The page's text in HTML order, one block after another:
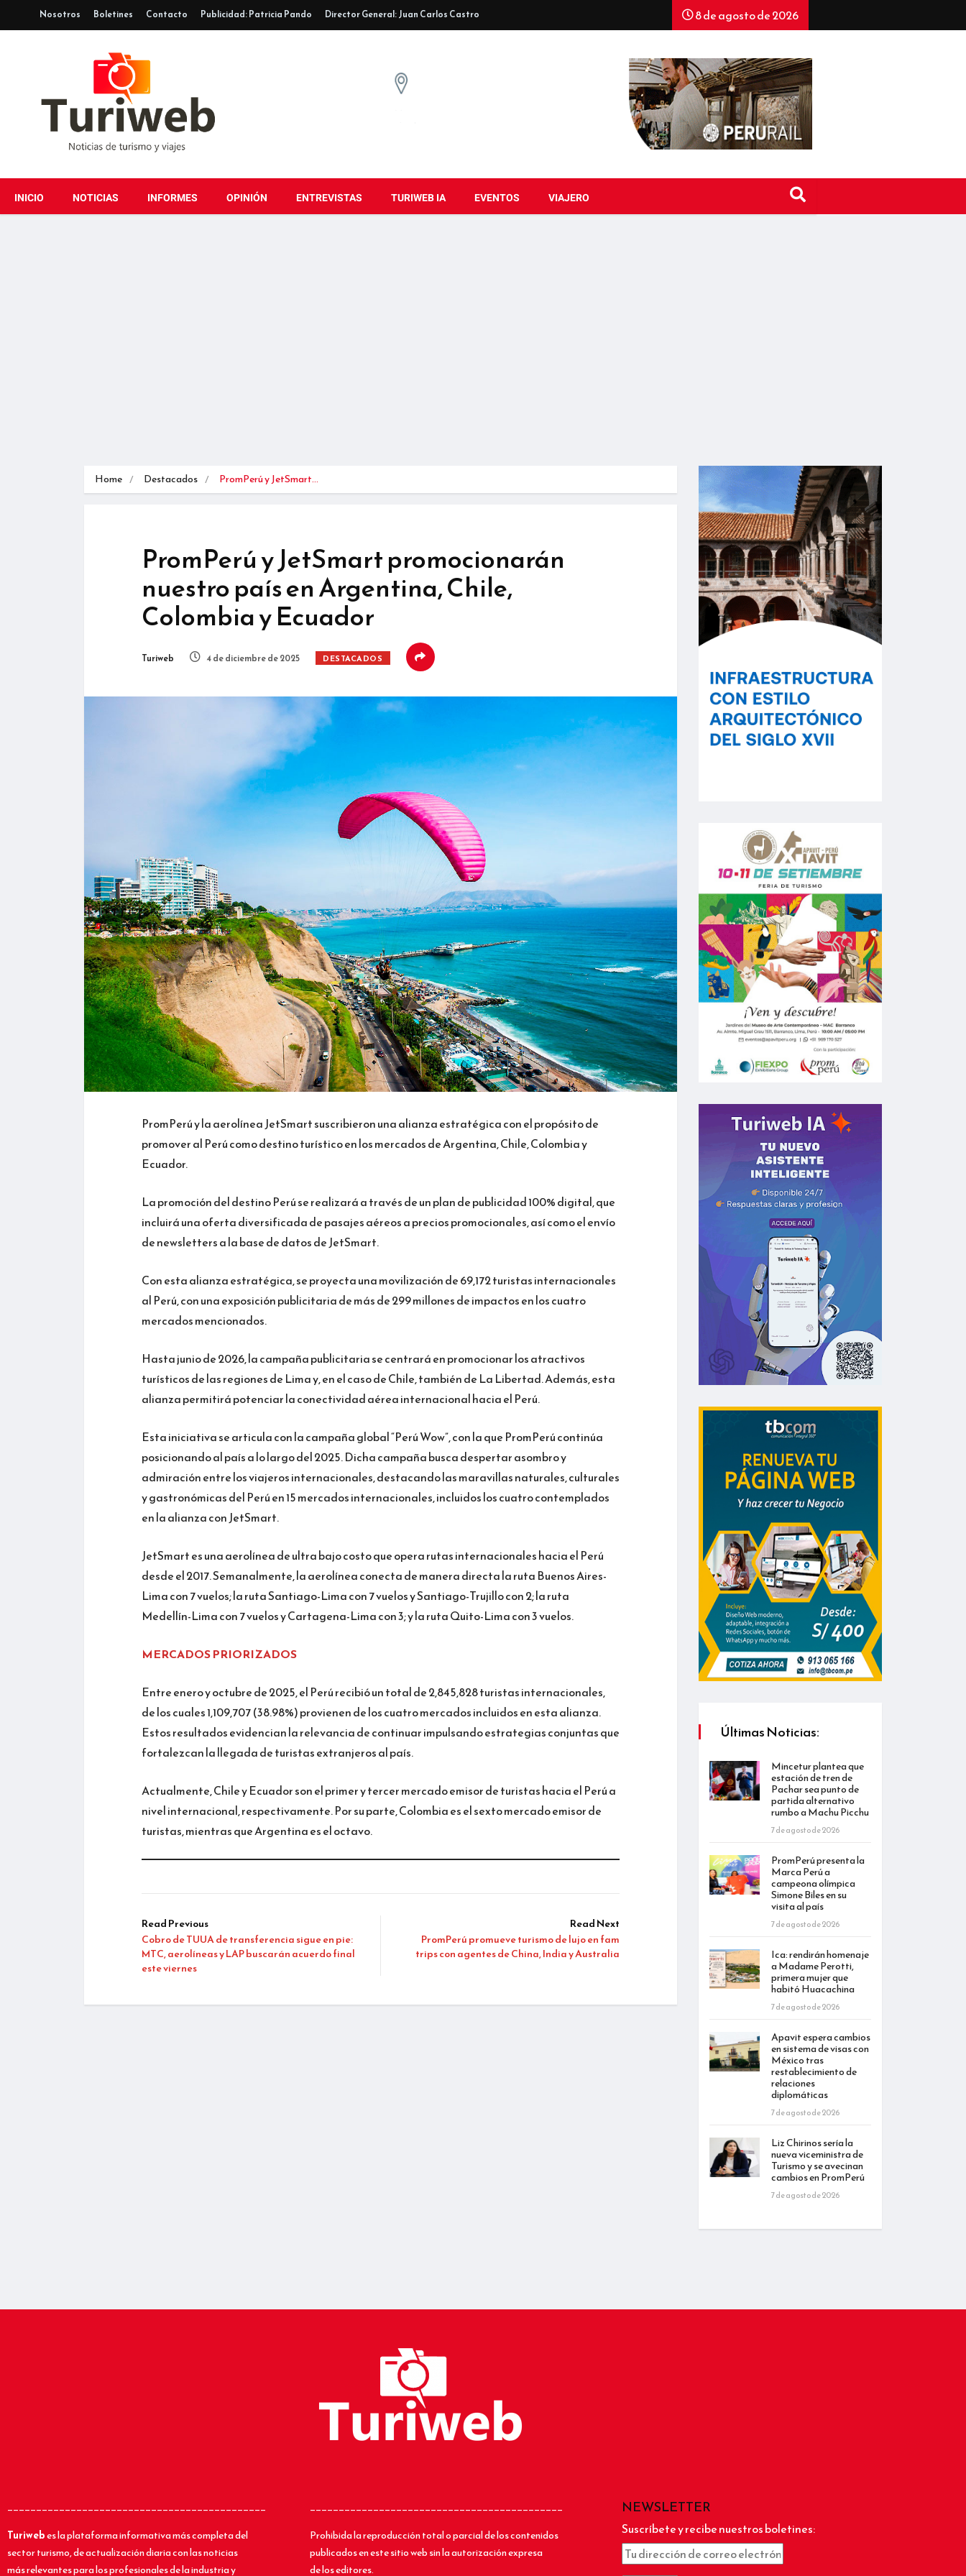
Nosotros Boletines Contacto Publicidad: Patricia Pando Director General: Juan Carlos Castro 8 de agosto de 2026
INICIO NOTICIAS INFORMES OPINIÓN ENTREVISTAS TURIWEB IA EVENTOS VIAJERO
Home Destacados PromPerú y JetSmart…
PromPerú y JetSmart promocionarán
nuestro país en Argentina, Chile,
Colombia y Ecuador
Turiweb 4 de diciembre de 2025 DESTACADOS
PromPerú y la aerolínea JetSmart suscribieron una alianza estratégica con el propósito de
promover al Perú como destino turístico en los mercados de Argentina, Chile, Colombia y
Ecuador.
La promoción del destino Perú se realizará a través de un plan de publicidad 100% digital, que
incluirá una oferta diversificada de pasajes aéreos a precios promocionales, así como el envío
de newsletters a la base de datos de JetSmart.
Con esta alianza estratégica, se proyecta una movilización de 69,172 turistas internacionales
al Perú, con una exposición publicitaria de más de 299 millones de impactos en los cuatro
mercados mencionados.
Hasta junio de 2026, la campaña publicitaria se centrará en promocionar los atractivos
turísticos de las regiones de Lima y, en el caso de Chile, también de La Libertad. Además, esta
alianza permitirá potenciar la conectividad aérea internacional hacia el Perú.
Esta iniciativa se articula con la campaña global “Perú Wow”, con la que PromPerú continúa
posicionando al país a lo largo del 2025. Dicha campaña busca despertar asombro y
admiración entre los viajeros internacionales, destacando las maravillas naturales, culturales
y gastronómicas del Perú en 15 mercados internacionales, incluidos los cuatro contemplados
en la alianza con JetSmart.
JetSmart es una aerolínea de ultra bajo costo que opera rutas internacionales hacia el Perú
desde el 2017. Semanalmente, la aerolínea conecta de manera directa la ruta Buenos Aires-
Lima con 7 vuelos; la ruta Santiago-Lima con 7 vuelos y Santiago-Trujillo con 2; la ruta
Medellín-Lima con 7 vuelos y Cartagena-Lima con 3; y la ruta Quito-Lima con 3 vuelos.
MERCADOS PRIORIZADOS
Entre enero y octubre de 2025, el Perú recibió un total de 2,845,828 turistas internacionales,
de los cuales 1,109,707 (38.98%) provienen de los cuatro mercados incluidos en esta alianza.
Estos resultados evidencian la relevancia de continuar impulsando estrategias conjuntas que
fortalezcan la llegada de turistas extranjeros al país.
Actualmente, Chile y Ecuador son el primer y tercer mercado emisor de turistas hacia el Perú a
nivel internacional, respectivamente. Por su parte, Colombia es el sexto mercado emisor de
turistas, mientras que Argentina es el octavo.
Read Previous
Cobro de TUUA de transferencia sigue en pie:
MTC, aerolíneas y LAP buscarán acuerdo final
este viernes
Read Next
PromPerú promueve turismo de lujo en fam
trips con agentes de China, India y Australia
Últimas Noticias:
Mincetur plantea que
estación de tren de
Pachar sea punto de
partida alternativo
rumbo a Machu Picchu
7 de agosto de 2026
PromPerú presenta la
Marca Perú a
campeona olímpica
Simone Biles en su
visita al país
7 de agosto de 2026
Ica: rendirán homenaje
a Madame Perotti,
primera mujer que
habitó Huacachina
7 de agosto de 2026
Apavit espera cambios
en sistema de visas con
México tras
restablecimiento de
relaciones
diplomáticas
7 de agosto de 2026
Liz Chirinos sería la
nueva viceministra de
Turismo y se avecinan
cambios en PromPerú
7 de agosto de 2026
_____________________________________________
Turiwebes la plataforma informativa más completa del
sector turismo, de actualización diaria con las noticias
más relevantes para los profesionales de la industria y
____________________________________________
Prohibida la reproducción total o parcial de los contenidos
publicados en este sitio web sin la autorización expresa
de los editores.
NEWSLETTER
Suscríbete y recibe nuestros boletines: